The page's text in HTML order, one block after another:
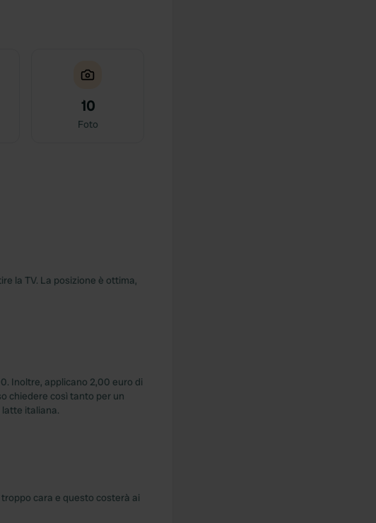
10
Foto
la TV. La posizione è ottima,
Inoltre, applicano 2,00 euro di
chiedere così tanto per un
latte italiana.
cara e questo costerà ai